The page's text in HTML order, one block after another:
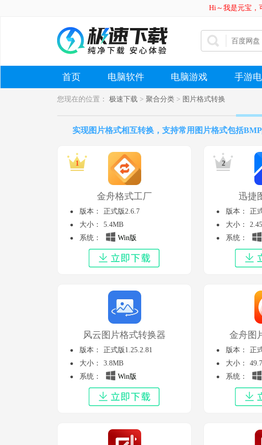
Hi～我是元宝，
首页 电脑软件 电脑游戏 手游
您现在的位置： 极速下载 > 聚合分类 > 图片格式转换
实现图片格式相互转换，支持常用图片格式包括
金舟格式工厂
版本：
正式版2.6.7
大小：
5.4MB
系统：
Win版
迅捷
版本：
正
大小：
系统：
风云图片格式转换器
版本：
正式版1.25.2.81
大小：
3.8MB
系统：
Win版
金舟图
版本：
正
大小：
系统：